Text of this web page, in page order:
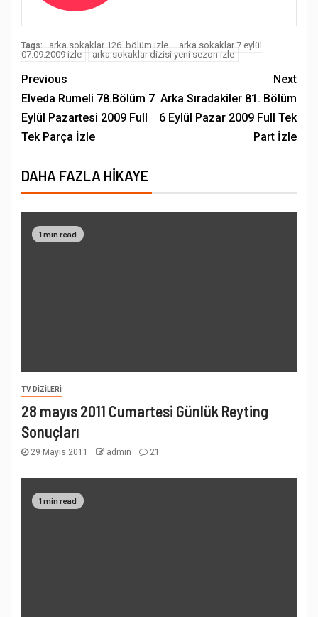
Tags: arka sokaklar 126. bölüm izle
arka sokaklar 7 eylül
07.09.2009 izle
arka sokaklar dizisi yeni sezon izle
Previous
Elveda Rumeli 78.Bölüm 7
Eylül Pazartesi 2009 Full
Tek Parça İzle
Next
Arka Sıradakiler 81. Bölüm
6 Eylül Pazar 2009 Full Tek
Part İzle
DAHA FAZLA HIKAYE
1 min read
TV DIZILERI
28 mayıs 2011 Cumartesi Günlük Reyting
Sonuçları
29 Mayıs 2011 admin 21
1 min read